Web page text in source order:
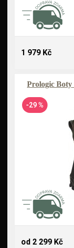
1 979 Kč
Prologic
-29 %
od 2 299 Kč